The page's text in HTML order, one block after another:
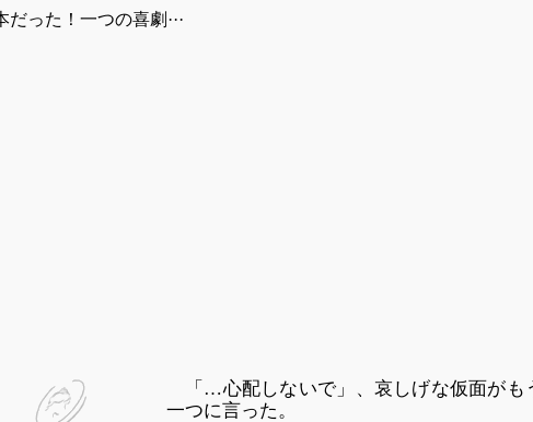
った！一つの喜劇···
「…心配しないで」、哀しげな仮面がも
一つに言った。